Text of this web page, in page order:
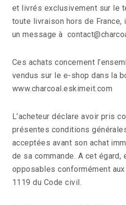
et livrés exclusivement sur le
toute livraison hors de France,
un message à
Ces achats concernent
vendus sur le e-shop dans la
www.charcoal.eskimeit.com
L’acheteur déclare avoir pris
présentes conditions
acceptées avant son achat
de sa commande. A cet égard,
opposables conformément
1119 du Code civil.